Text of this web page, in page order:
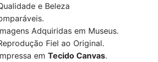
e Beleza
Adquiridas em Museus.
Fiel ao Original.
em Tecido Canvas.